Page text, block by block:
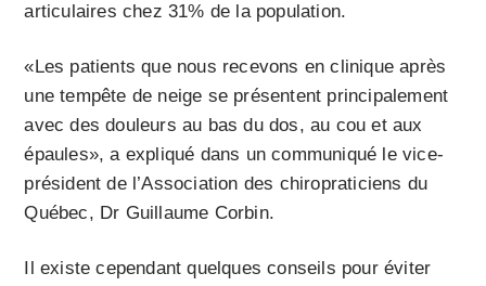
articulaires chez 31% de la population.
«Les patients que nous recevons en clinique après
une tempête de neige se présentent principalement
avec des douleurs au bas du dos, au cou et aux
épaules», a expliqué dans un communiqué le vice-
président de l’Association des chiropraticiens du
Québec, Dr Guillaume Corbin.
Il existe cependant quelques conseils pour éviter